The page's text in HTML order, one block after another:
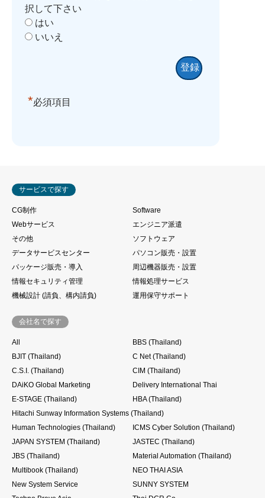
択して下さい
はい
いいえ
*必須項目
サービスで探す
CG制作
Software
Webサービス
エンジニア派遣
その他
ソフトウェア
データサービスセンター
パソコン販売・設置
パッケージ販売・導入
周辺機器販売・設置
情報セキュリティ管理
情報処理サービス
機械設計 (請負、構内請負)
運用保守サポート
会社名で探す
All
BBS (Thailand)
BJIT (Thailand)
C Net (Thailand)
C.S.I. (Thailand)
CIM (Thailand)
DAiKO Global Marketing
Delivery International Thai
E-STAGE (Thailand)
HBA (Thailand)
Hitachi Sunway Information Systems (Thailand)
Human Technologies (Thailand)
ICMS Cyber Solution (Thailand)
JAPAN SYSTEM (Thailand)
JASTEC (Thailand)
JBS (Thailand)
Material Automation (Thailand)
Multibook (Thailand)
NEO THAI ASIA
New System Service
SUNNY SYSTEM